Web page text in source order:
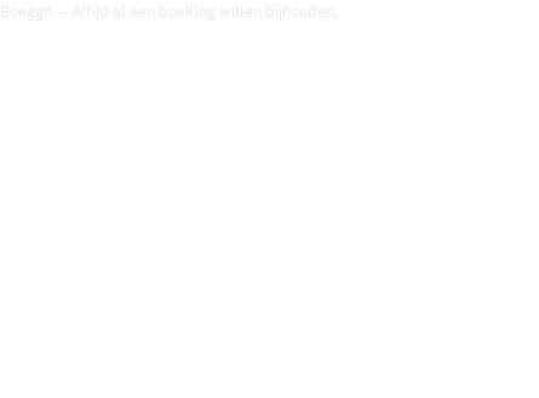
Boeggn — Altijd al een boeklog willen bijhouden.